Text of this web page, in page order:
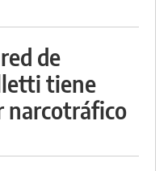
de
tiene
narcotráfico